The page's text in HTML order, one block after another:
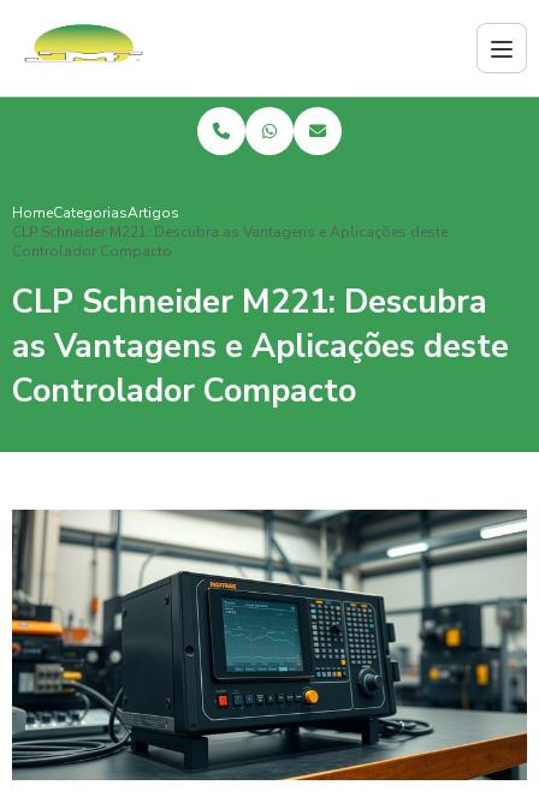
HomeCategoriasArtigos
CLP Schneider M221: Descubra as Vantagens e Aplicações deste
Controlador Compacto
CLP Schneider M221: Descubra
as Vantagens e Aplicações deste
Controlador Compacto